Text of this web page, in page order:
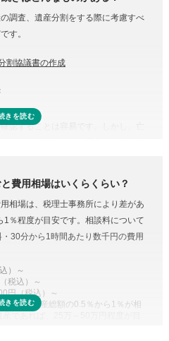
調査、遺産分割をする際に考慮すべ
す。
割協議書の作成
認することは容易です。しかし、亡
評価をする必要があります。また、
り、取り直しや多く取りすぎなどの
産額は、1億6,000万円と配偶者の法
大きい金額までは相続税がかからな
費用相場はいくらくらい？
相場は、税理士事務所により差があ
1％程度が目安です。相談料について
30分から1時間あたり数千円の費用
）～
税込）～
円（税込）～
あり遺産総額の0.5％から1％が相